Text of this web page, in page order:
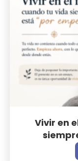
Vivir en